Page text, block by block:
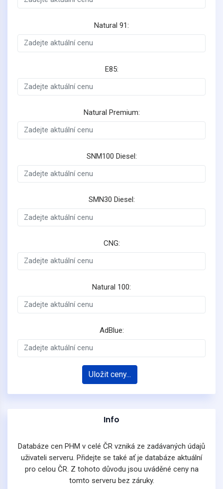
Natural 91:
E85:
Natural Premium:
SNM100 Diesel:
SMN30 Diesel:
CNG:
Natural 100:
AdBlue:
Uložit ceny...
Info
Databáze cen PHM v celé ČR vzniká ze zadávaných údajů
uživateli serveru. Přidejte se také ať je databáze aktuální
pro celou ČR. Z tohoto důvodu jsou uváděné ceny na
tomto serveru bez záruky.